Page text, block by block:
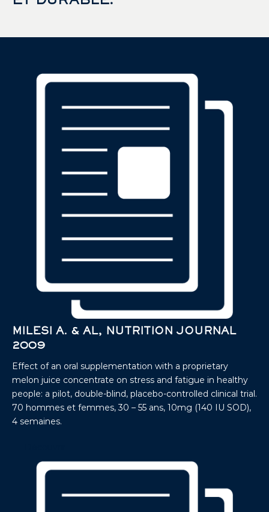
MILESI A. & AL, NUTRITION JOURNAL
2009
Effect of an oral supplementation with a proprietary
melon juice concentrate on stress and fatigue in healthy
people: a pilot, double-blind, placebo-controlled clinical trial.
70 hommes et femmes, 30 – 55 ans, 10mg (140 IU SOD),
4 semaines.